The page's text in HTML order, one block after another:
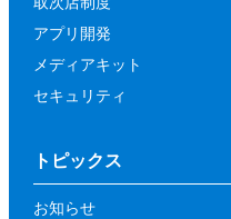
未成年者、成
被補助人のい
て、法定代理
アプリ開発
メディアキット
セキュリティ
トピックス
お知らせ